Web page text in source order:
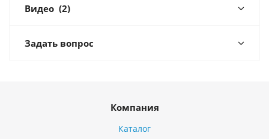
Видео (2)
Задать вопрос
Компания
Каталог